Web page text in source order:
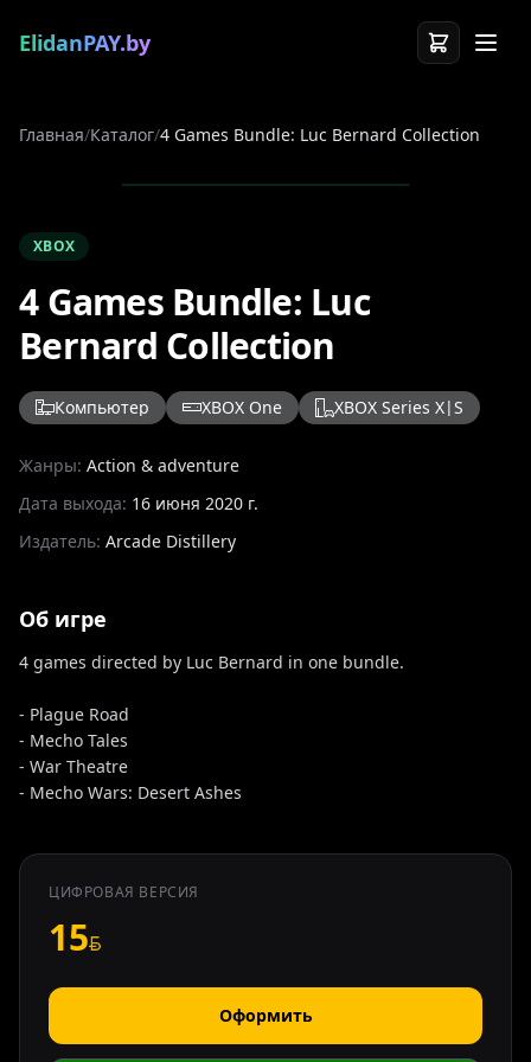
ElidanPAY.by
Главная/Каталог/4 Games Bundle: Luc Bernard Collection
XBOX
4 Games Bundle: Luc
Bernard Collection
Компьютер XBOX One XBOX Series X|S
Жанры: Action & adventure
Дата выхода: 16 июня 2020 г.
Издатель: Arcade Distillery
Об игре
4 games directed by Luc Bernard in one bundle.
- Plague Road
- Mecho Tales
- War Theatre
- Mecho Wars: Desert Ashes
ЦИФРОВАЯ ВЕРСИЯ
15
Оформить